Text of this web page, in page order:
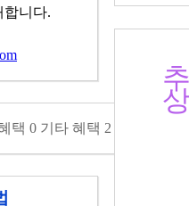
합니다.
택 0 기타 혜택 2